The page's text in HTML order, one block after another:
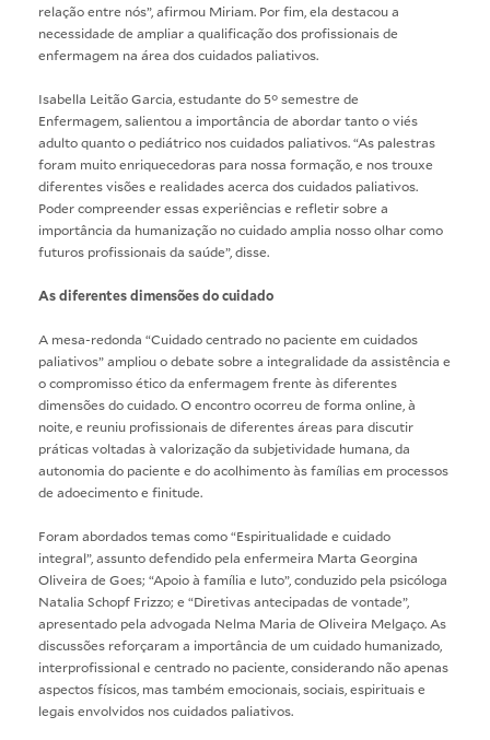
relação entre nós”, afirmou Miriam. Por fim, ela destacou a
necessidade de ampliar a qualificação dos profissionais de
enfermagem na área dos cuidados paliativos.
Isabella Leitão Garcia, estudante do 5° semestre de
Enfermagem, salientou a importância de abordar tanto o viés
adulto quanto o pediátrico nos cuidados paliativos. “As palestras
foram muito enriquecedoras para nossa formação, e nos trouxe
diferentes visões e realidades acerca dos cuidados paliativos.
Poder compreender essas experiências e refletir sobre a
importância da humanização no cuidado amplia nosso olhar como
futuros profissionais da saúde”, disse.
As diferentes dimensões do cuidado
A mesa-redonda “Cuidado centrado no paciente em cuidados
paliativos” ampliou o debate sobre a integralidade da assistência e
o compromisso ético da enfermagem frente às diferentes
dimensões do cuidado. O encontro ocorreu de forma online, à
noite, e reuniu profissionais de diferentes áreas para discutir
práticas voltadas à valorização da subjetividade humana, da
autonomia do paciente e do acolhimento às famílias em processos
de adoecimento e finitude.
Foram abordados temas como “Espiritualidade e cuidado
integral”, assunto defendido pela enfermeira Marta Georgina
Oliveira de Goes; “Apoio à família e luto”, conduzido pela psicóloga
Natalia Schopf Frizzo; e “Diretivas antecipadas de vontade”,
apresentado pela advogada Nelma Maria de Oliveira Melgaço. As
discussões reforçaram a importância de um cuidado humanizado,
interprofissional e centrado no paciente, considerando não apenas
aspectos físicos, mas também emocionais, sociais, espirituais e
legais envolvidos nos cuidados paliativos.